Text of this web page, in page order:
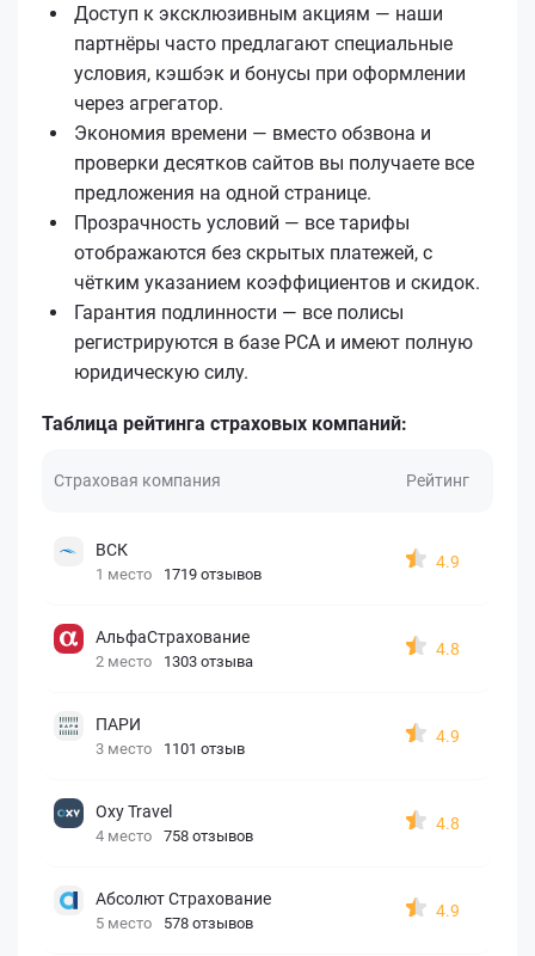
Доступ к эксклюзивным акциям — наши
партнёры часто предлагают специальные
условия, кэшбэк и бонусы при оформлении
через агрегатор.
Экономия времени — вместо обзвона и
проверки десятков сайтов вы получаете все
предложения на одной странице.
Прозрачность условий — все тарифы
отображаются без скрытых платежей, с
чётким указанием коэффициентов и скидок.
Гарантия подлинности — все полисы
регистрируются в базе РСА и имеют полную
юридическую силу.
Таблица рейтинга страховых компаний:
Страховая компания Рейтинг
ВСК
1 место 1719 отзывов
4.9
АльфаСтрахование
2 место 1303 отзыва
4.8
ПАРИ
3 место 1101 отзыв
4.9
Oxy Travel
4 место 758 отзывов
4.8
Абсолют Страхование
5 место 578 отзывов
4.9